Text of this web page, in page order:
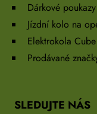
Dárkové poukazy
Jízdní kolo na
Elektrokola Cube
Prodávané
SLEDUJTE NÁS